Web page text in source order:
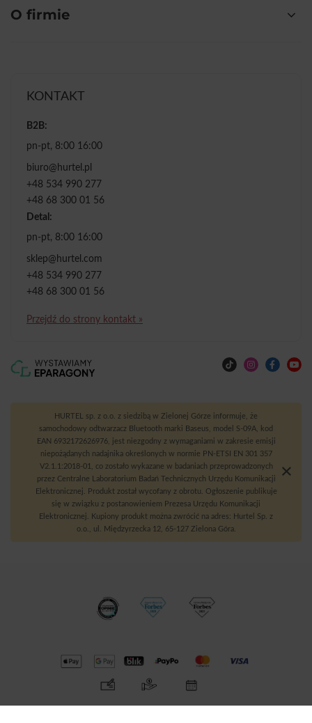
O firmie
KONTAKT
B2B:
pn-pt, 8:00 16:00
biuro@hurtel.pl
+48 534 990 277
+48 68 300 01 56
Detal:
pn-pt, 8:00 16:00
sklep@hurtel.com
+48 534 990 277
+48 68 300 01 56
Przejdź do strony kontakt »
HURTEL sp. z o.o. z siedzibą w Zielonej Górze informuje, że
samochodowy odtwarzacz Bluetooth marki Baseus, model S-09A, kod
EAN 6932172626976, jest niezgodny z wymaganiami w zakresie emisji
niepożądanych nadajnika określonych w normie PN-ETSI EN 301 357
V2.1.1:2018-01, co zostało wykazane w badaniach przeprowadzonych
przez Centralne Laboratorium Badań Technicznych Urzędu Komunikacji
Elektronicznej. Produkt został wycofany z obrotu. Ogłoszenie publikuje
się w związku z postanowieniem Prezesa Urzędu Komunikacji
Elektronicznej. Kupiony produkt można zwrócić na adres: Hurtel Sp. z
o.o., ul. Międzyrzecka 12, 65-127 Zielona Góra.